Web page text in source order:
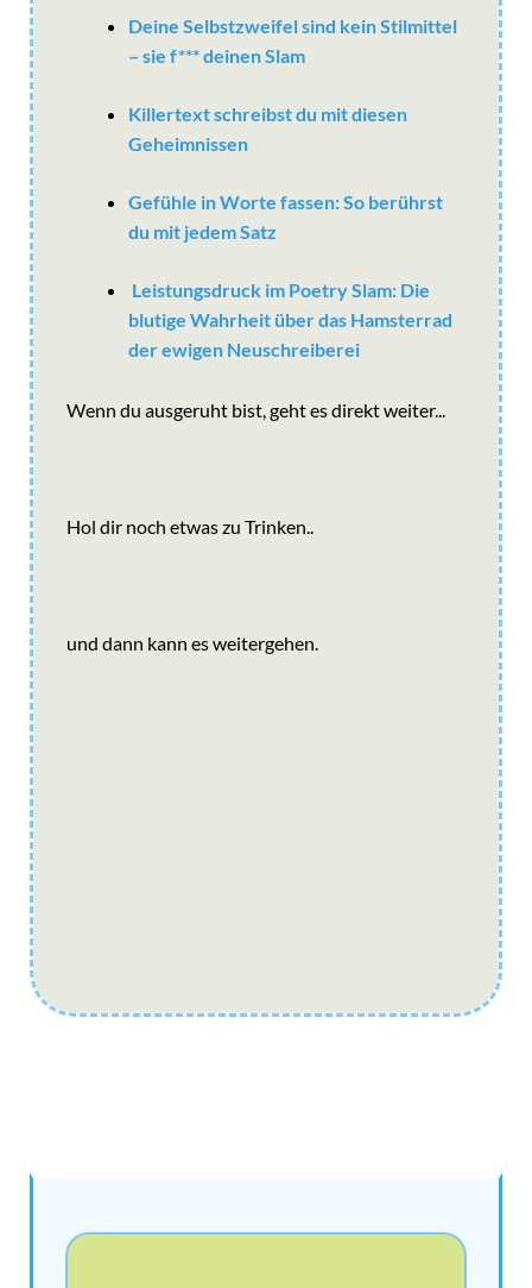
Deine Selbstzweifel sind kein Stilmittel
– sie f*** deinen Slam
Killertext schreibst du mit diesen
Geheimnissen
Gefühle in Worte fassen: So berührst
du mit jedem Satz
Leistungsdruck im Poetry Slam: Die
blutige Wahrheit über das Hamsterrad
der ewigen Neuschreiberei
Wenn du ausgeruht bist, geht es direkt weiter...
Hol dir noch etwas zu Trinken..
und dann kann es weitergehen.